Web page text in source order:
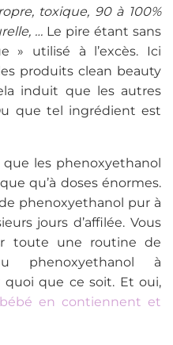
toxique, 90 à 100%
… Le pire étant sans
» utilisé à l’excès. Ici
produits clean beauty
induit que les autres
que tel ingrédient est
les phenoxyethanol
qu’à doses énormes.
phenoxyethanol pur à
jours d’affilée. Vous
toute une routine de
phenoxyethanol à
quoi que ce soit. Et oui,
en contiennent et